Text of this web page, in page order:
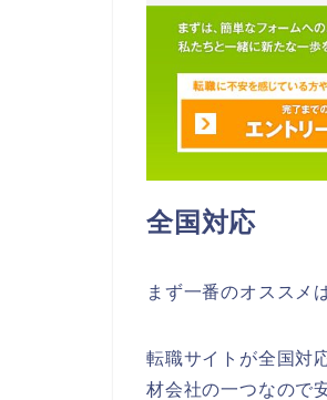
全国対応
まず一番のオススメ
転職サイトが全国対
材会社の一つなので